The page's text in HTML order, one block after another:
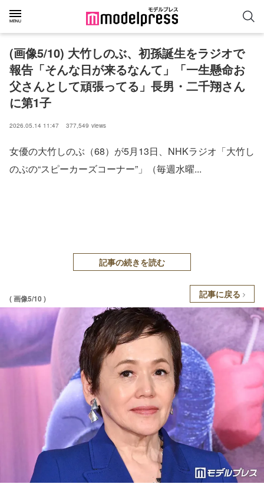
(画像5/10) 大竹しのぶ、初孫誕生をラジオで
報告「そんな日が来るなんて」「一生懸命お
父さんとして頑張ってる」長男・二千翔さん
に第1子
2026.05.14 11:47 377,549 views
女優の大竹しのぶ（68）が5月13日、NHKラジオ「大竹し
のぶの“スピーカーズコーナー”」（毎週水曜...
記事の続きを読む
( 画像5/10 ) 記事に戻る